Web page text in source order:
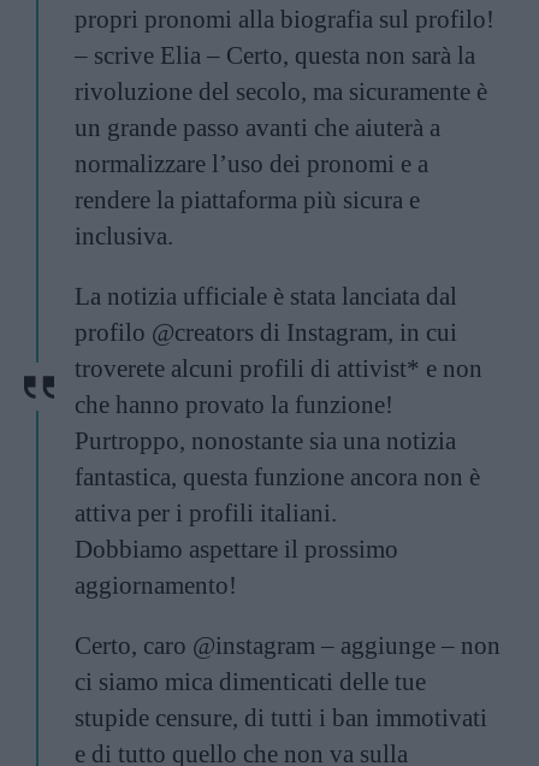
propri pronomi alla biografia sul profilo!
– scrive Elia – Certo, questa non sarà la
rivoluzione del secolo, ma sicuramente è
un grande passo avanti che aiuterà a
normalizzare l’uso dei pronomi e a
rendere la piattaforma più sicura e
inclusiva.
La notizia ufficiale è stata lanciata dal
profilo @creators di Instagram, in cui
troverete alcuni profili di attivist* e non
che hanno provato la funzione!
Purtroppo, nonostante sia una notizia
fantastica, questa funzione ancora non è
attiva per i profili italiani.
Dobbiamo aspettare il prossimo
aggiornamento!
Certo, caro @instagram – aggiunge – non
ci siamo mica dimenticati delle tue
stupide censure, di tutti i ban immotivati
e di tutto quello che non va sulla